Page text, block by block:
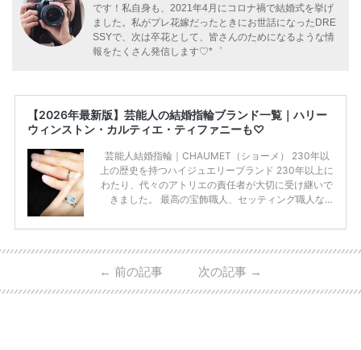
です！私自身も、2021年4月にコロナ禍で結婚式を挙げ
ました。私がプレ花嫁だったときにお世話になったDRE
SSYで、次は卒花として、皆さんのためになるような情
報をたくさん発信します♡*゜
【2026年最新版】芸能人の結婚指輪ブランド一覧｜ハリー
ウィンストン・カルティエ・ティファニーも♡
芸能人結婚指輪｜CHAUMET（ショーメ） 230年以
上の歴史を持つハイジュエリーブランド 230年以上に
わたり、代々のアトリエの責任者が大切に受け継いで
きました。 最高の宝飾職人、セッティング職人な
高品質の宝石を扱っています。 至高のデザインと品
ん・魔裟斗さんの婚約指輪 魔裟斗さんが矢沢さんに
贈られた指輪は1カラットのものです。 ショーメの価
← 前の記事 次の記事 →